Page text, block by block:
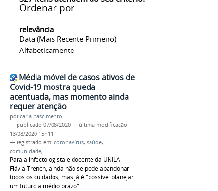
Ordenar por
relevância
Data (mais Recente Primeiro)
Alfabeticamente
Média móvel de casos ativos de
Covid-19 mostra queda
acentuada, mas momento ainda
requer atenção
porcarla.nascimento
— publicado 07/08/2020 — última modificação
13/08/2020 15h11
— registrado em: coronavírus, saúde,
comunidade,
Para a infectologista e docente da UNILA
Flávia Trench, ainda não se pode abandonar
todos os cuidados, mas já é "possível planejar
um futuro a médio prazo"